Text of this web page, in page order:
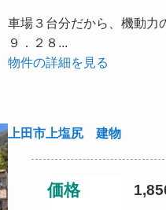
車場３台分だから、機動力
９．２８...
物件の詳細を見る
上田市上塩尻 建物
価格